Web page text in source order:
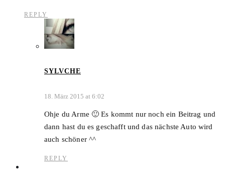
REPLY
SYLVCHE
18. März 2015 at 6:02
Ohje du Arme 🙂 Es kommt nur noch ein Beitrag und
dann hast du es geschafft und das nächste Auto wird
auch schöner ^^
REPLY